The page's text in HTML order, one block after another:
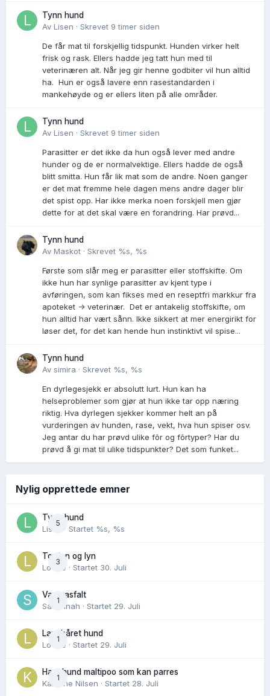
Tynn hund
Av Lisen · Skrevet 9 timer siden
De får mat til forskjellig tidspunkt. Hunden virker helt
frisk og rask. Ellers hadde jeg tatt hun med til
veterinæren alt. Når jeg gir henne godbiter vil hun alltid
ha. Hun er også lavere enn rasestandarden i
mankehøyde og er ellers liten på alle områder.
Tynn hund
Av Lisen · Skrevet 9 timer siden
Parasitter er det ikke da hun også lever med andre
hunder og de er normalvektige. Ellers hadde de også
blitt smitta. Hun får lik mat som de andre. Noen ganger
er det mat fremme hele dagen mens andre dager blir
det spist opp. Har ikke merka noen forskjell men gjør
dette for at det skal være en forandring. Har prøvd...
Tynn hund
Av Maskot · Skrevet %s, %s
Første som slår meg er parasitter eller stoffskifte. Om
ikke hun har synlige parasitter av kjent type i
avføringen, som kan fikses med en reseptfri markkur fra
apoteket -> veterinær. Det er antakelig stoffskifte, om
hun alltid har vært sånn. Ikke sikkert at mer energirikt for
løser det, for det kan hende hun instinktivt vil spise...
Tynn hund
Av simira · Skrevet %s, %s
En dyrlegesjekk er absolutt lurt. Hun kan ha
helseproblemer som gjør at hun ikke tar opp næring
riktig. Hva dyrlegen sjekker kommer helt an på
vurderingen av hunden, rase, vekt, hva hun spiser osv.
Jeg antar du har prøvd ulike fõr og fõrtyper? Har du
prøvd å gi mat til ulike tidspunkter? Det som funket...
Nylig opprettede emner
5
Tynn hund
Lisen
· Startet %s, %s
3
Torden og lyn
Lovise · Startet 30. Juli
1
Varm asfalt
Savannah · Startet 29. Juli
1
Langhåret hund
Lovise · Startet 29. Juli
1
Hannhund maltipoo som kan parres
Karoline Nilsen · Startet 28. Juli